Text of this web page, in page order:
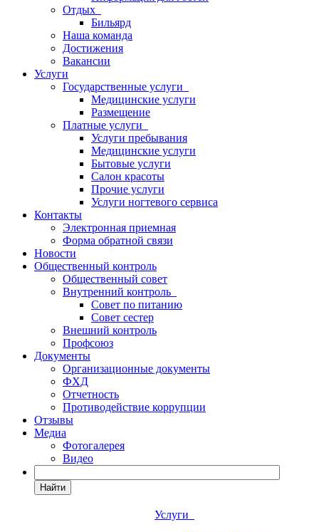
Отдых
Бильярд
Наша команда
Достижения
Вакансии
Услуги
Государственные услуги
Медицинские услуги
Размещение
Платные услуги
Услуги пребывания
Медицинские услуги
Бытовые услуги
Салон красоты
Прочие услуги
Услуги ногтевого сервиса
Контакты
Электронная приемная
Форма обратной связи
Новости
Общественный контроль
Общественный совет
Внутренний контроль
Совет по питанию
Совет сестер
Внешний контроль
Профсоюз
Документы
Организационные документы
ФХД
Отчетность
Противодействие коррупции
Отзывы
Медиа
Фотогалерея
Видео
Найти
Услуги